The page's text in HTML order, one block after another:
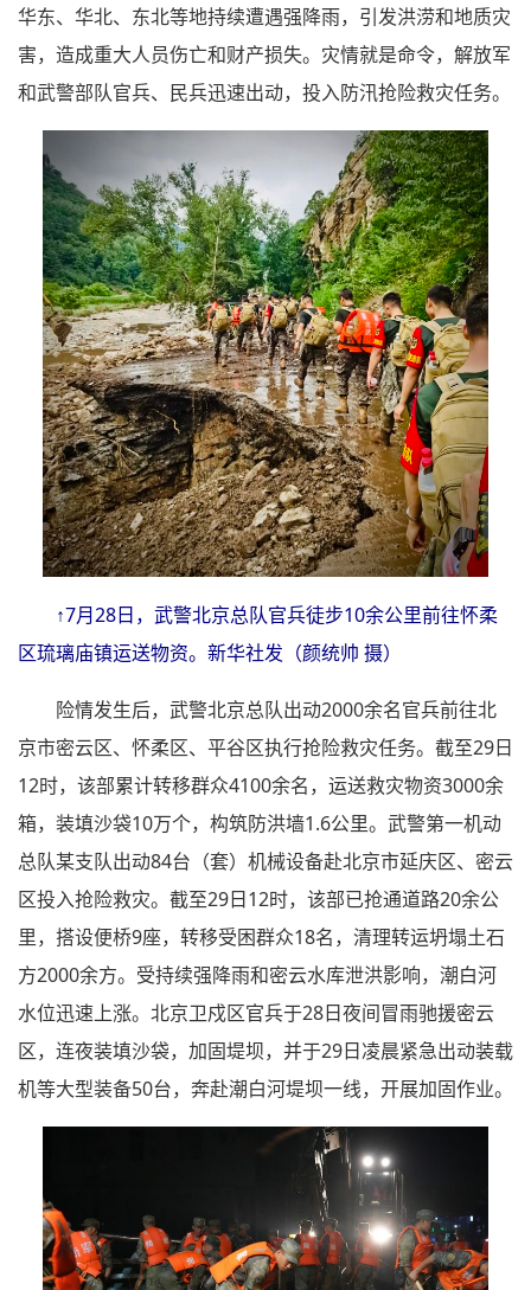
华东、华北、东北等地持续遭遇强降雨，引发洪涝和地质灾
害，造成重大人员伤亡和财产损失。灾情就是命令，解放军
和武警部队官兵、民兵迅速出动，投入防汛抢险救灾任务。
↑7月28日，武警北京总队官兵徒步10余公里前往怀柔
区琉璃庙镇运送物资。新华社发（颜统帅 摄）
险情发生后，武警北京总队出动2000余名官兵前往北
京市密云区、怀柔区、平谷区执行抢险救灾任务。截至29日
12时，该部累计转移群众4100余名，运送救灾物资3000余
箱，装填沙袋10万个，构筑防洪墙1.6公里。武警第一机动
总队某支队出动84台（套）机械设备赴北京市延庆区、密云
区投入抢险救灾。截至29日12时，该部已抢通道路20余公
里，搭设便桥9座，转移受困群众18名，清理转运坍塌土石
方2000余方。受持续强降雨和密云水库泄洪影响，潮白河
水位迅速上涨。北京卫戍区官兵于28日夜间冒雨驰援密云
区，连夜装填沙袋，加固堤坝，并于29日凌晨紧急出动装载
机等大型装备50台，奔赴潮白河堤坝一线，开展加固作业。